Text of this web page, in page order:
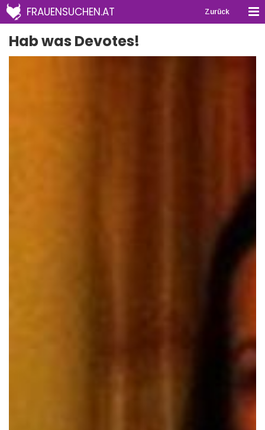
FRAUENSUCHEN.AT Zurück
Hab was Devotes!